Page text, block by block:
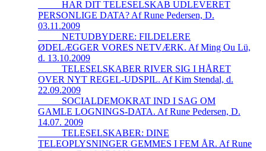
_____HAR DIT TELESELSKAB UDLEVERET
PERSONLIGE DATA? Af Rune Pedersen, D.
03.11.2009
_____NETUDBYDERE: FILDELERE
ØDELÆGGER VORES NETVÆRK. Af Ming Ou Lü,
d. 13.10.2009
_____TELESELSKABER RIVER SIG I HÅRET
OVER NYT REGEL-UDSPIL. Af Kim Stendal, d.
22.09.2009
_____SOCIALDEMOKRAT IND I SAG OM
GAMLE LOGNINGS-DATA. Af Rune Pedersen, D.
14.07. 2009
_____TELESELSKABER: DINE
TELEOPLYSNINGER GEMMES I FEM ÅR. Af Rune